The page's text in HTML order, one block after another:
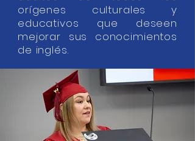
orígenes culturales y
educativos que deseen
mejorar sus conocimientos
de inglés.